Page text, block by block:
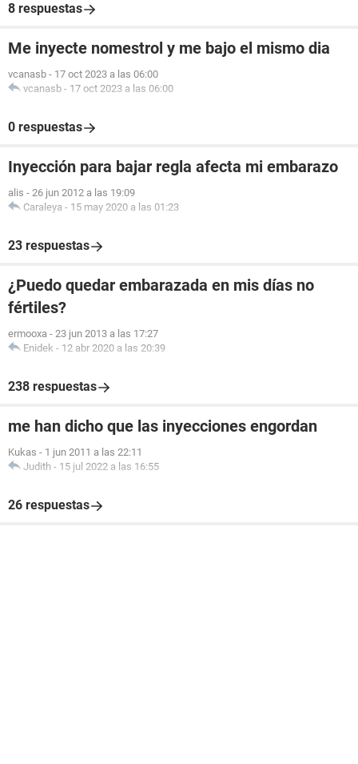
8 respuestas
Me inyecte nomestrol y me bajo el mismo dia
vcanasb - 17 oct 2023 a las 06:00
vcanasb - 17 oct 2023 a las 06:00
0 respuestas
Inyección para bajar regla afecta mi embarazo
alis - 26 jun 2012 a las 19:09
Caraleya - 15 may 2020 a las 01:23
23 respuestas
¿Puedo quedar embarazada en mis días no
fértiles?
ermooxa - 23 jun 2013 a las 17:27
Enidek - 12 abr 2020 a las 20:39
238 respuestas
me han dicho que las inyecciones engordan
Kukas - 1 jun 2011 a las 22:11
Judith - 15 jul 2022 a las 16:55
26 respuestas